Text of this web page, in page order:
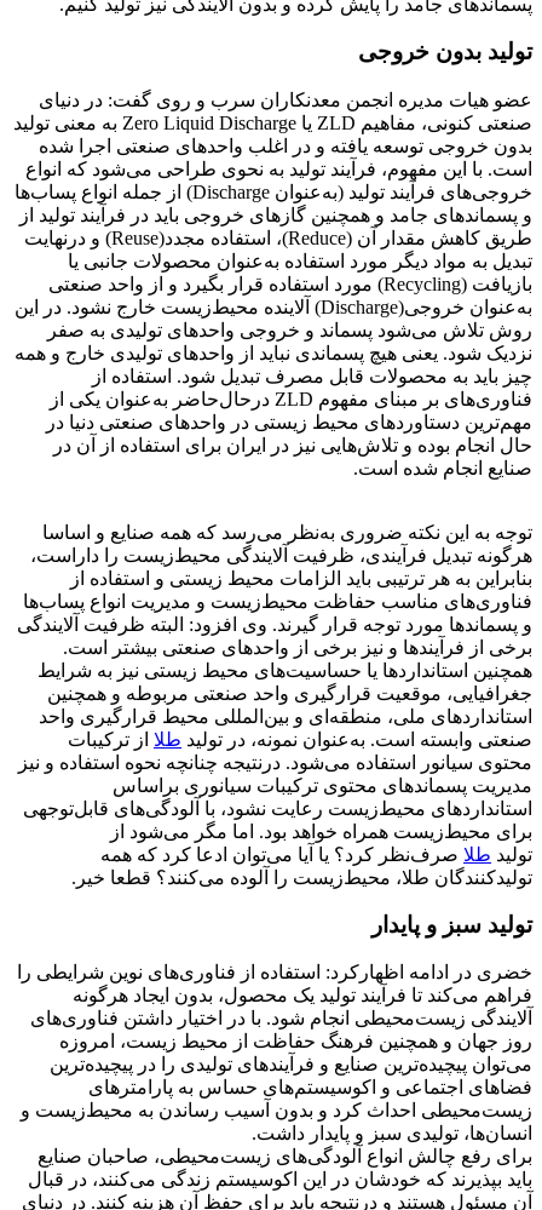
پسماندهای جامد را پایش کرده و بدون آلایندگی نیز تولید کنیم.
تولید بدون خروجی
عضو هیات مدیره انجمن معدنکاران سرب و روی گفت: در دنیای
صنعتی کنونی، مفاهیم ZLD یا Zero Liquid Discharge به معنی تولید
بدون خروجی توسعه یافته و در اغلب واحدهای صنعتی اجرا شده
است. با این مفهوم، فرآیند تولید به نحوی طراحی می‌شود که انواع
خروجی‌های فرآیند تولید (به‌عنوان Discharge) از جمله انواع پساب‌ها
و پسماندهای جامد و همچنین گازهای خروجی باید در فرآیند تولید از
طریق کاهش مقدار آن (Reduce)، استفاده مجدد(Reuse) و درنهایت
تبدیل به مواد دیگر مورد استفاده به‌عنوان محصولات جانبی یا
بازیافت (Recycling) مورد استفاده قرار بگیرد و از واحد صنعتی
به‌عنوان خروجی(Discharge) آلاینده محیط‌زیست خارج نشود. در این
روش تلاش می‌شود پسماند و خروجی واحدهای تولیدی به صفر
نزدیک شود. یعنی هیچ پسماندی نباید از واحدهای تولیدی خارج و همه
چیز باید به محصولات قابل مصرف تبدیل شود. استفاده از
فناوری‌های بر مبنای مفهوم ZLD درحال‌حاضر به‌عنوان یکی از
مهم‌ترین دستاوردهای محیط زیستی در واحدهای صنعتی دنیا در
حال انجام بوده و تلاش‌هایی نیز در ایران برای استفاده از آن در
صنایع انجام شده است.
توجه به این نکته ضروری به‌نظر می‌رسد که همه صنایع و اساسا
هرگونه تبدیل فرآیندی، ظرفیت آلایندگی محیط‌زیست را داراست،
بنابراین به هر ترتیبی باید الزامات محیط زیستی و استفاده از
فناوری‌های مناسب حفاظت محیط‌زیست و مدیریت انواع پساب‌ها
و پسماندها مورد توجه قرار گیرند. وی افزود: البته ظرفیت آلایندگی
برخی از فرآیندها و نیز برخی از واحدهای صنعتی بیشتر است.
همچنین استانداردها یا حساسیت‌های محیط زیستی نیز به شرایط
جغرافیایی، موقعیت قرارگیری واحد صنعتی مربوطه و همچنین
استانداردهای ملی، منطقه‌ای و بین‌المللی محیط قرارگیری واحد
صنعتی وابسته است. به‌عنوان نمونه، در تولید طلا از ترکیبات
محتوی سیانور استفاده می‌شود. درنتیجه چنانچه نحوه استفاده و نیز
مدیریت پسماندهای محتوی ترکیبات سیانوری براساس
استانداردهای محیط‌زیست رعایت نشود، با آلودگی‌های قابل‌توجهی
برای محیط‌زیست همراه خواهد بود. اما مگر می‌شود از
تولید طلا صرف‌نظر کرد؟ یا آیا می‌توان ادعا کرد که همه
تولیدکنندگان طلا، محیط‌زیست را آلوده می‌کنند؟ قطعا خیر.
تولید سبز و پایدار
خضری در ادامه اظهارکرد: استفاده از فناوری‌های نوین شرایطی را
فراهم می‌کند تا فرآیند تولید یک محصول، بدون ایجاد هرگونه
آلایندگی زیست‌محیطی انجام شود. با در اختیار داشتن فناوری‌های
روز جهان و همچنین فرهنگ حفاظت از محیط زیست، امروزه
می‌توان پیچیده‌ترین صنایع و فرآیندهای تولیدی را در پیچیده‌ترین
فضاهای اجتماعی و اکوسیستم‌های حساس به پارامترهای
زیست‌محیطی احداث کرد و بدون آسیب رساندن به محیط‌زیست و
انسان‌ها، تولیدی سبز و پایدار داشت.
برای رفع چالش انواع آلودگی‌های زیست‌محیطی، صاحبان صنایع
باید بپذیرند که خودشان در این اکوسیستم زندگی می‌کنند، در قبال
آن مسئول هستند و درنتیجه باید برای حفظ آن هزینه کنند. در دنیای